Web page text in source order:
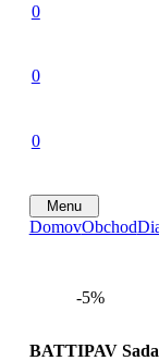
0
0
0
Menu
DomovObchod
-5%
BATTIPAV